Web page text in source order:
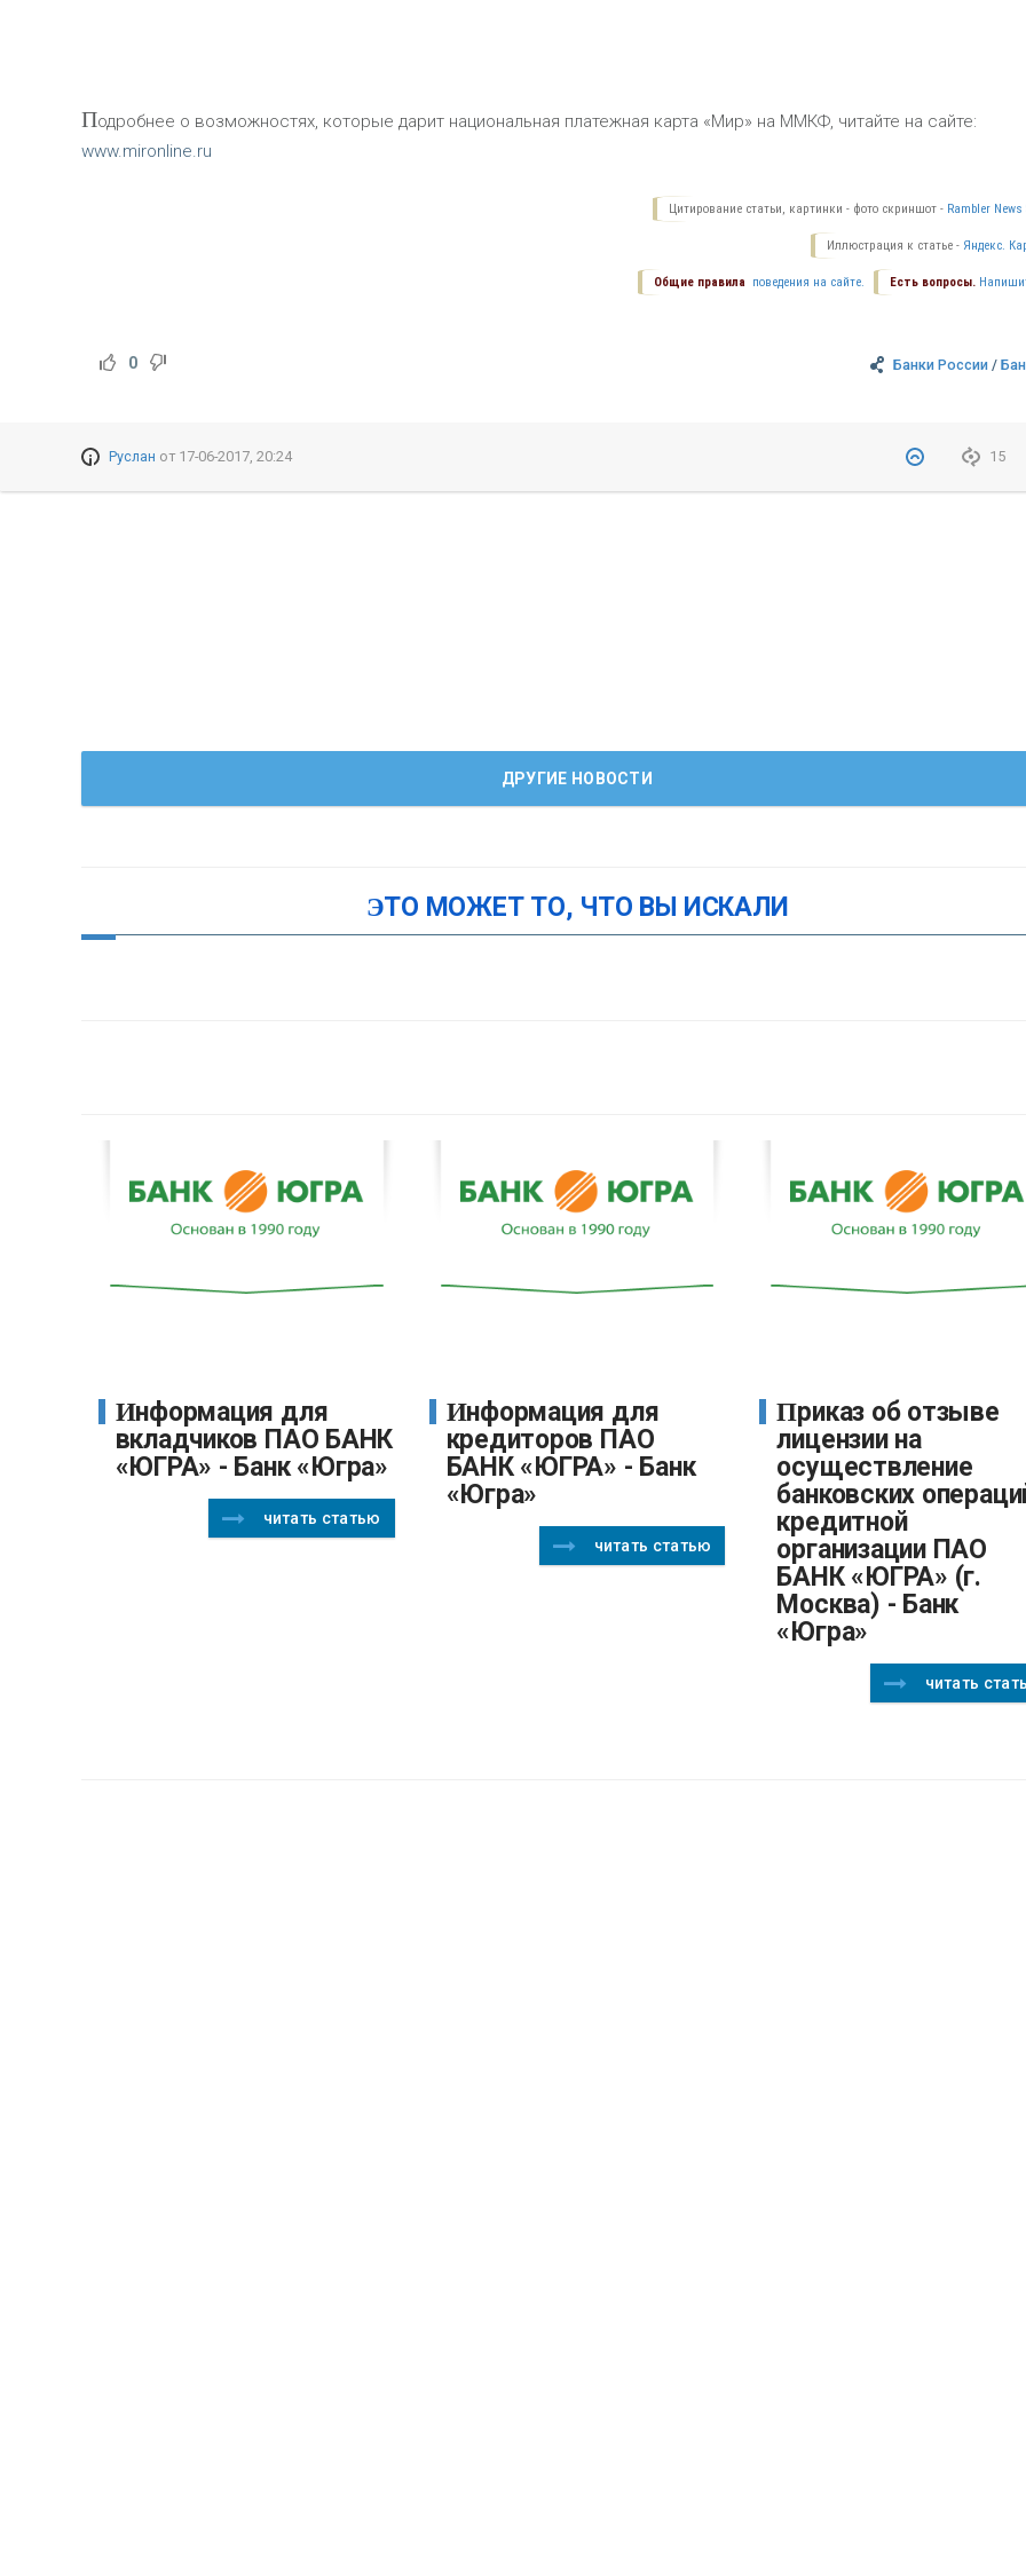
Подробнее о возможностях, которые дарит национальная платежная карта «Мир» на ММКФ, читайте на сайте:
www.mironline.ru
Цитирование статьи, картинки - фото скриншот - Rambler News
Иллюстрация к статье - Яндекс.
Есть вопросы.
Общие правила поведения на сайте.
Банки России /
0
15
Руслан от 17-06-2017, 20:24
ДРУГИЕ НОВОСТИ
ЭТО МОЖЕТ ТО, ЧТО ВЫ ИСКАЛИ
Информация для
вкладчиков ПАО БАНК
«ЮГРА» - Банк «Югра»
читать статью
Информация для
кредиторов ПАО
БАНК «ЮГРА» - Банк
«Югра»
читать статью
Приказ об отзыве
лицензии на
осуществление
банковских
кредитной
организации ПАО
БАНК «ЮГРА» (г.
Москва) - Банк
«Югра»
читать